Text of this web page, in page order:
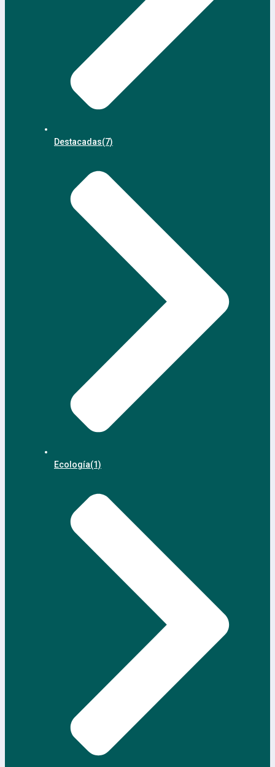
Destacadas(7)
Ecología(1)